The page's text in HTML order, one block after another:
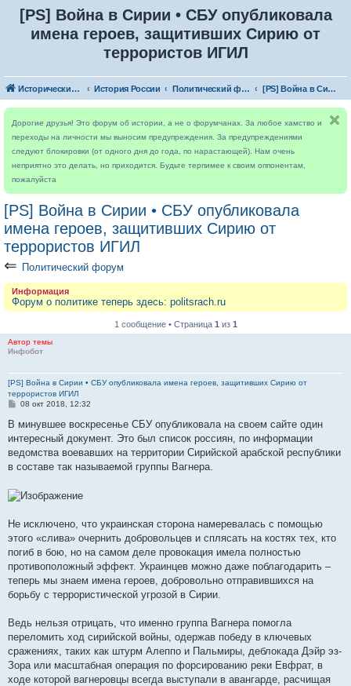
[PS] Война в Сирии • СБУ опубликовала
имена героев, защитивших Сирию от
террористов ИГИЛ
Исторический форум История России Политический форум [PS] Война в Сирии • СБУ опубликовала имена героев, защитивших Сирию от террористов ИГИЛ
Дорогие друзья! Это форум об истории, а не о форумчанах. За любое хамство и
переходы на личности мы выносим предупреждения. За предупреждениями
следуют блокировки (от одного дня до года, по нарастающей). Нам очень
неприятно это делать, но приходится. Будьте терпимее к своим оппонентам,
пожалуйста
[PS] Война в Сирии • СБУ опубликовала
имена героев, защитивших Сирию от
террористов ИГИЛ
⇐ Политический форум
Информация
Форум о политике теперь здесь: politsrach.ru
1 сообщение • Страница 1 из 1
Автор темы
Инфобот
[PS] Война в Сирии • СБУ опубликовала имена героев, защитивших Сирию от
террористов ИГИЛ
С
о
щ
е
н
и
08 окт 2018, 12:32
В минувшее воскресенье СБУ опубликовала на своем сайте один
интересный документ. Это был список россиян, по информации
ведомства воевавших на территории Сирийской арабской республики
в составе так называемой группы Вагнера.
Не исключено, что украинская сторона намеревалась с помощью
этого «слива» очернить добровольцев и сплясать на костях тех, кто
погиб в бою, но на самом деле провокация имела полностью
противоположный эффект. Украинцев можно даже поблагодарить –
теперь мы знаем имена героев, добровольно отправившихся на
борьбу с террористической угрозой в Сирии.
Ведь нельзя отрицать, что именно группа Вагнера помогла
переломить ход сирийской войны, одержав победу в ключевых
сражениях, таких как штурм Алеппо и Пальмиры, деблокада Дэйр эз-
Зора или масштабная операция по форсированию реки Евфрат, в
ходе которой вагнеровцы всегда выступали в авангарде, расчищая